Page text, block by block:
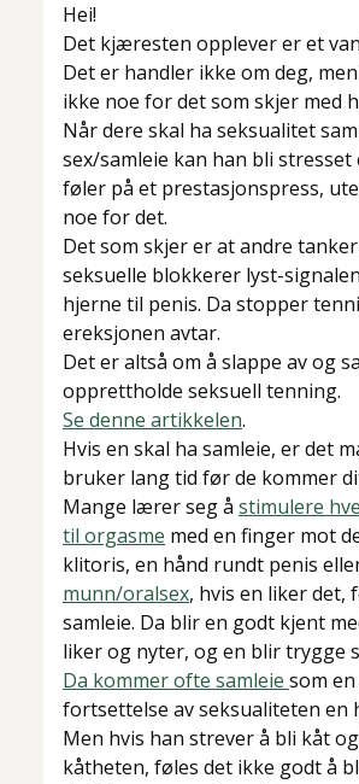
Hei!
Det kjæresten opplever er et
Det er handler ikke om deg,
ikke noe for det som skjer med
Når dere skal ha seksualitet
sex/samleie kan han bli stresset
føler på et prestasjonspress,
noe for det.
Det som skjer er at andre
seksuelle blokkerer lyst-
hjerne til penis. Da stopper
ereksjonen avtar.
Det er altså om å slappe av og
opprettholde seksuell tenning.
Se denne artikkelen.
Hvis en skal ha samleie, er det
bruker lang tid før de kommer
Mange lærer seg å stimulere
til orgasme med en finger mot
klitoris, en hånd rundt penis
munn/oralsex, hvis en liker det,
samleie. Da blir en godt kjent
liker og nyter, og en blir trygge
Da kommer ofte samleie som
fortsettelse av seksualiteten en
Men hvis han strever å bli kåt
kåtheten, føles det ikke godt å